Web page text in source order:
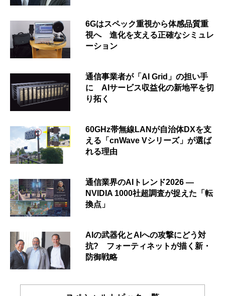
6Gはスペック重視から体感品質重
視へ 進化を支える正確なシミュレ
ーション
通信事業者が「AI Grid」の担い手
に AIサービス収益化の新地平を切
り拓く
60GHz帯無線LANが自治体DXを支
える「cnWave Vシリーズ」が選ば
れる理由
通信業界のAIトレンド2026 ―
NVIDIA 1000社超調査が捉えた「転
換点」
AIの武器化とAIへの攻撃にどう対
抗? フォーティネットが描く新・
防御戦略